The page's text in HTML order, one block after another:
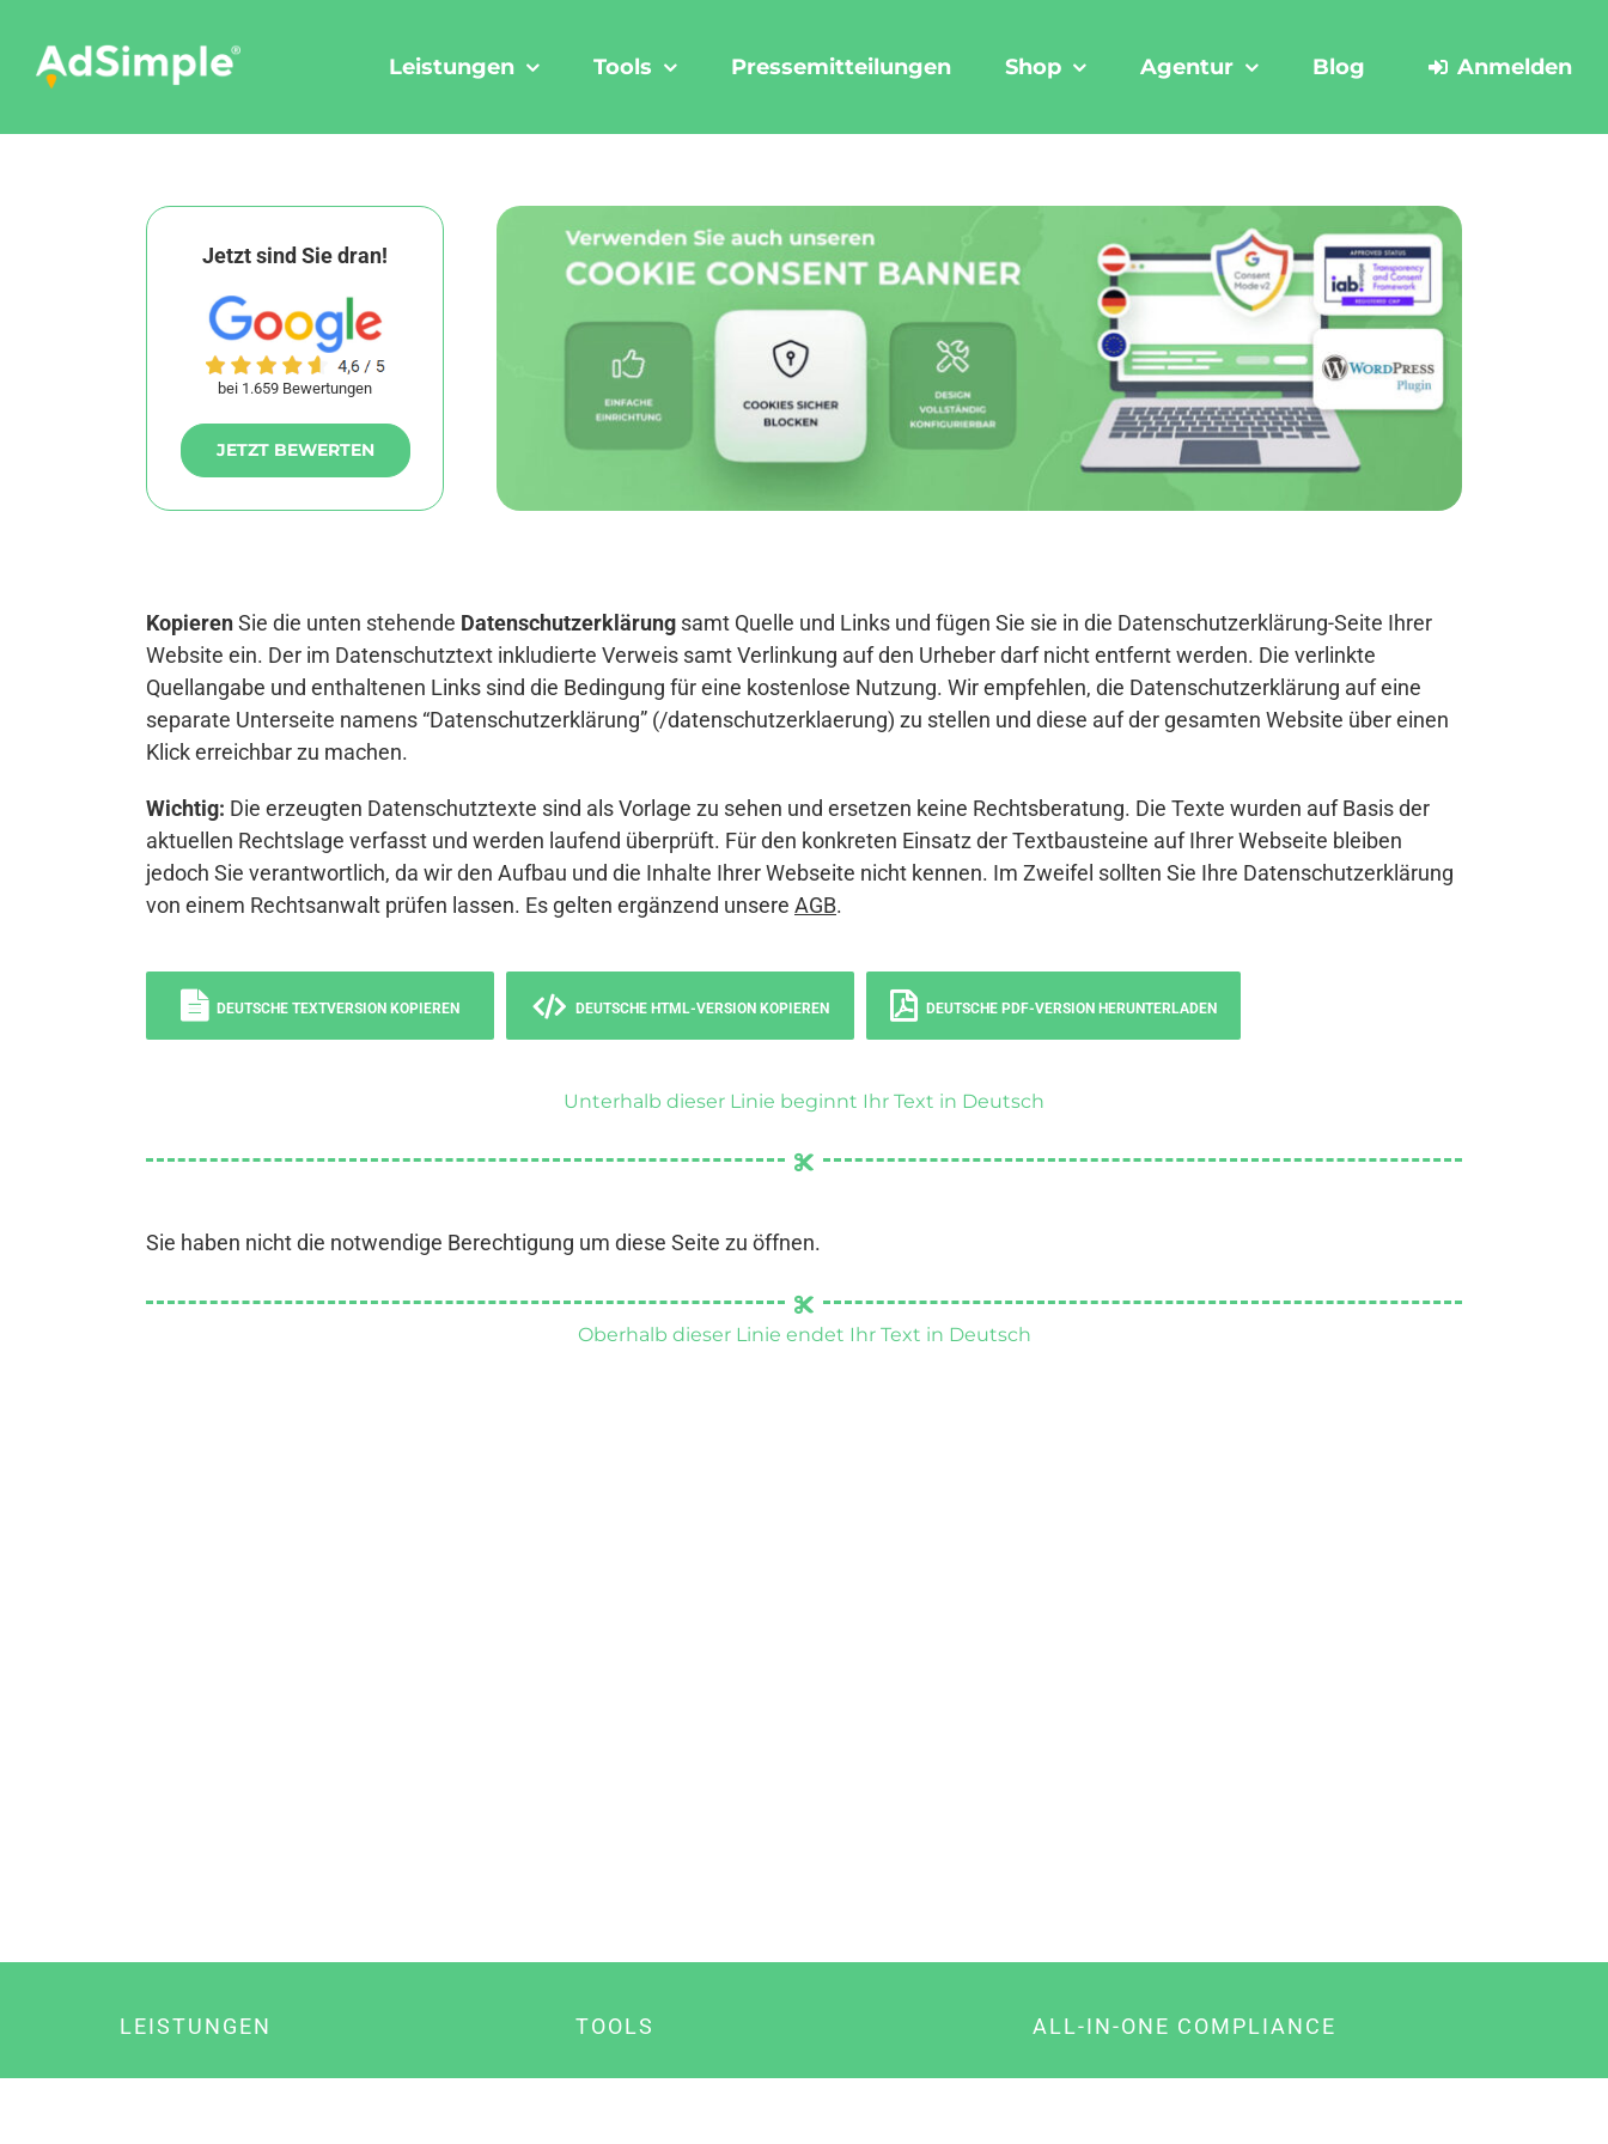
content
Leistungen Tools Pressemitteilungen Shop Agentur Blog Anmelden
Jetzt sind Sie dran!
bei 1.659 Bewertungen
JETZT BEWERTEN
KopierenSie die unten stehende Datenschutzerklärung samt Quelle und Links und fügen Sie sie in die Datenschutzerklärung-Seite Ihrer
Website ein. Der im Datenschutztext inkludierte Verweis samt Verlinkung auf den Urheber darf nicht entfernt werden. Die verlinkte
Quellangabe und enthaltenen Links sind die Bedingung für eine kostenlose Nutzung. Wir empfehlen, die Datenschutzerklärung auf eine
separate Unterseite namens “Datenschutzerklärung” (/datenschutzerklaerung) zu stellen und diese auf der gesamten Website über einen
Klick erreichbar zu machen.
Wichtig: Die erzeugten Datenschutztexte sind als Vorlage zu sehen und ersetzen keine Rechtsberatung. Die Texte wurden auf Basis der
aktuellen Rechtslage verfasst und werden laufend überprüft. Für den konkreten Einsatz der Textbausteine auf Ihrer Webseite bleiben
jedoch Sie verantwortlich, da wir den Aufbau und die Inhalte Ihrer Webseite nicht kennen. Im Zweifel sollten Sie Ihre Datenschutzerklärung
von einem Rechtsanwalt prüfen lassen. Es gelten ergänzend unsere AGB.
DEUTSCHE TEXTVERSION KOPIEREN DEUTSCHE HTML-VERSION KOPIEREN DEUTSCHE PDF-VERSION HERUNTERLADEN
Unterhalb dieser Linie beginnt Ihr Text in Deutsch
Sie haben nicht die notwendige Berechtigung um diese Seite zu öffnen.
Oberhalb dieser Linie endet Ihr Text in Deutsch
LEISTUNGEN TOOLS ALL-IN-ONE COMPLIANCE